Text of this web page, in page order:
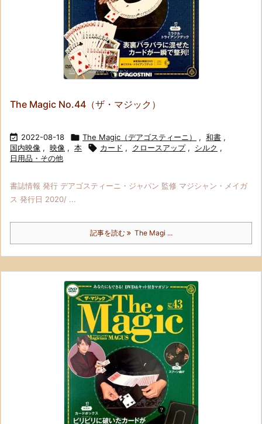
The Magic No.44（ザ・マジック）
 2022-08-18  The Magic（デアゴスティーニ） , 和書 ,
国内映像 , 映像 , 本  カード , クロースアップ , シルク ,
日用品・その他
書誌情報 発行 デアゴスティーニ・ジャパン 監修 マジシャン・メイガ
ス 発行日 2020/ ...
記事を読む The Magi ...